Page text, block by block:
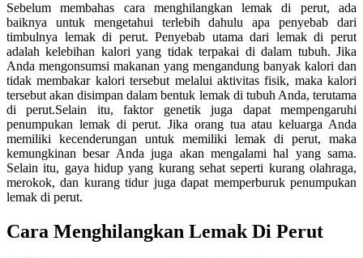
Sebelum membahas cara menghilangkan lemak di perut, ada
baiknya untuk mengetahui terlebih dahulu apa penyebab dari
timbulnya lemak di perut. Penyebab utama dari lemak di perut
adalah kelebihan kalori yang tidak terpakai di dalam tubuh. Jika
Anda mengonsumsi makanan yang mengandung banyak kalori dan
tidak membakar kalori tersebut melalui aktivitas fisik, maka kalori
tersebut akan disimpan dalam bentuk lemak di tubuh Anda, terutama
di perut.Selain itu, faktor genetik juga dapat mempengaruhi
penumpukan lemak di perut. Jika orang tua atau keluarga Anda
memiliki kecenderungan untuk memiliki lemak di perut, maka
kemungkinan besar Anda juga akan mengalami hal yang sama.
Selain itu, gaya hidup yang kurang sehat seperti kurang olahraga,
merokok, dan kurang tidur juga dapat memperburuk penumpukan
lemak di perut.
Cara Menghilangkan Lemak Di Perut